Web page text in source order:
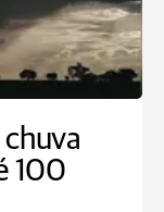
chuva
100